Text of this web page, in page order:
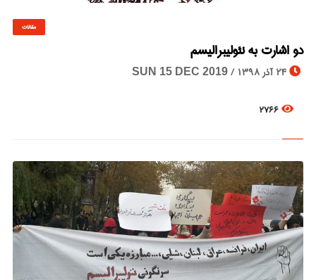
مقالات
دو اشارت به نئولیبرالیسم
24 آذر 1398 / SUN 15 DEC 2019
2766